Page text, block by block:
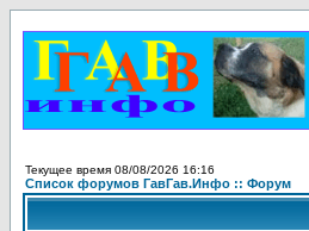
Текущее время 08/08/2026 16:16
Список форумов ГавГав.Инфо :: Форум